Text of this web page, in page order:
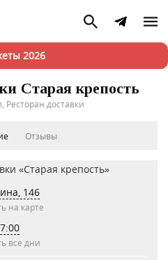
2026
Старая крепость
Ресторан доставки
Отзывы
146
на карте
все дни